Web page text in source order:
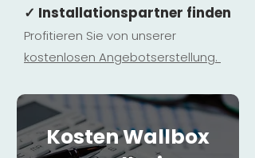
✓ Installationspartner finden
Profitieren Sie von unserer
kostenlosen Angebotserstellung.
Kosten Wallbox